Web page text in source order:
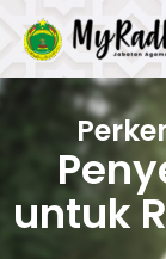
untuk